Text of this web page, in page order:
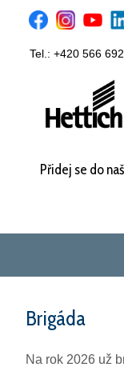
Tel.: +420 566
Přidej se do
Brigáda
Na rok 2026 už